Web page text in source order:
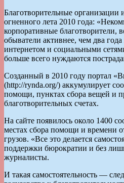
Благотворительные
огненного лета 2010 года:
корпоративные благотворители,
обыватели активнее, чем два
интернетом и социальными
больше всего нуждаются
Созданный в 2010 году портал
(http://rynda.org/) аккумулирует
помощи, пунктах сбора вещей и
благотворительных счетах.
На сайте появилось около 1400
местах сбора помощи и времени
грузов. «Все это делается
поддержки бюрократии и без
журналисты.
И такая самостоятельность —